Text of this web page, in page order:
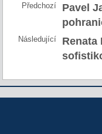
Předchozí
Pavel
Následující
Renata